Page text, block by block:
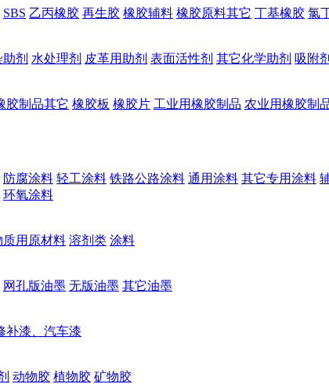
SBS 乙丙橡胶 再生胶 橡胶辅料 橡胶原料其它 丁基橡胶 氯
剂 水处理剂 皮革用助剂 表面活性剂 其它化学助剂 吸附剂
胶制品其它 橡胶板 橡胶片 工业用橡胶制品 农业用橡胶制
防腐涂料 轻工涂料 铁路公路涂料 通用涂料 其它专用涂料
环氧涂料
质用原材料 溶剂类 涂料
网孔版油墨 无版油墨 其它油墨
补漆、汽车漆
动物胶 植物胶 矿物胶